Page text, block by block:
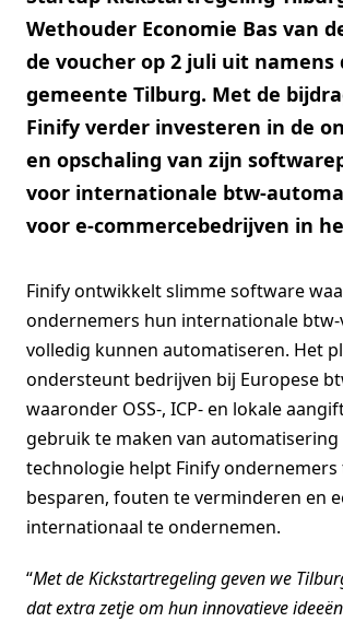
Wethouder Economie Bas van
de voucher op 2 juli uit namens
gemeente Tilburg. Met de
Finify verder investeren in de
en opschaling van zijn
voor internationale btw-
voor e-commercebedrijven in
Finify ontwikkelt slimme software
ondernemers hun internationale
volledig kunnen automatiseren. Het
ondersteunt bedrijven bij Europese
waaronder OSS-, ICP- en lokale
gebruik te maken van automatisering
technologie helpt Finify
besparen, fouten te verminderen en
internationaal te ondernemen.
“Met de Kickstartregeling geven we
dat extra zetje om hun innovatieve